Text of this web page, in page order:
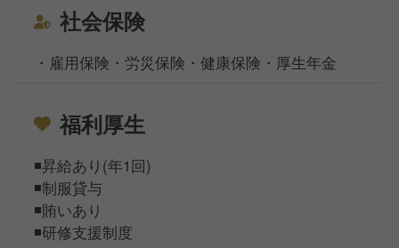
社会保険
・雇用保険・労災保険・健康保険・厚生年金
福利厚生
◾️昇給あり(年1回)
◾️制服貸与
◾️賄いあり
◾️研修支援制度